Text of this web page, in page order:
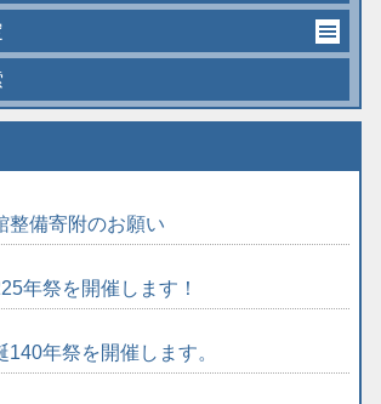
整備寄附のお願い
年祭を開催します！
年祭を開催します。